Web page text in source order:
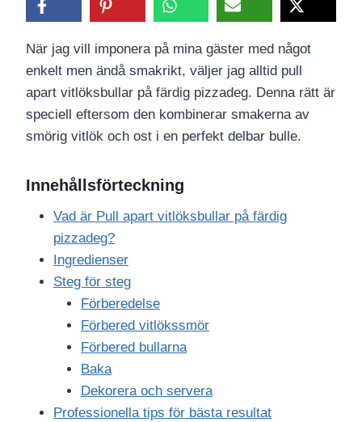
När jag vill imponera på mina gäster med något
enkelt men ändå smakrikt, väljer jag alltid pull
apart vitlöksbullar på färdig pizzadeg. Denna rätt är
speciell eftersom den kombinerar smakerna av
smörig vitlök och ost i en perfekt delbar bulle.
Innehållsförteckning
Vad är Pull apart vitlöksbullar på färdig
pizzadeg?
Ingredienser
Steg för steg
Förberedelse
Förbered vitlökssmör
Förbered bullarna
Baka
Dekorera och servera
Professionella tips för bästa resultat